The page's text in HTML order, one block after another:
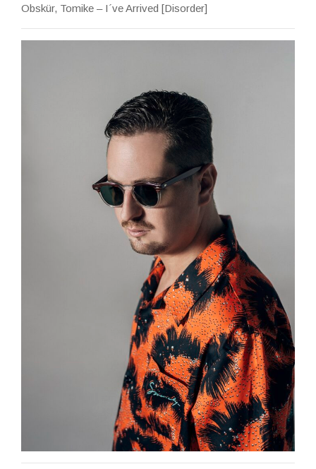
Obskür, Tomike – I´ve Arrived [Disorder]